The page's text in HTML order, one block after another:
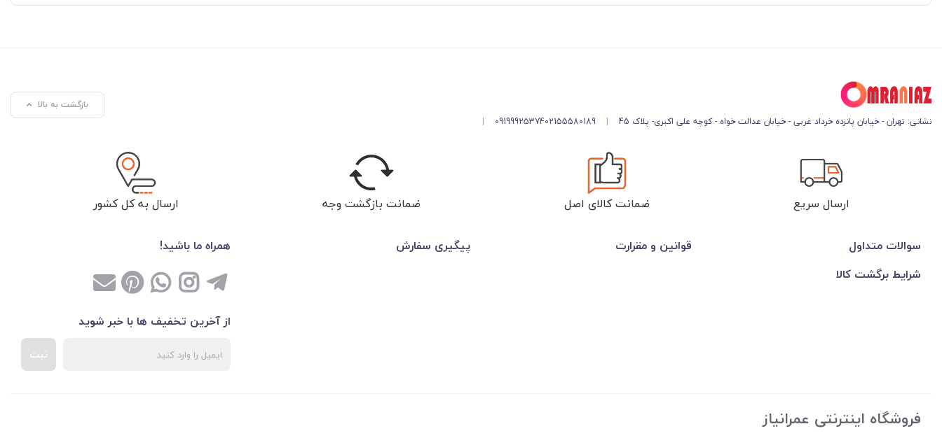
نشانی: تهران - خیابان پانزده خرداد غربی - خیابان عدالت خواه - کوچه علی اکبری- پلاک 45 |
02155580189
09199925374
|
بازگشت به بالا
ارسال سریع ضمانت کالای اصل ضمانت بازگشت وجه ارسال به کل کشور
سوالات متداول قوانین و مقرارت
پیگیری سفارش
شرایط برگشت کالا
همراه ما باشید!
از آخرین تخفیف ها با خبر شوید
ثبت
فروشگاه اینترنتی عمرانیاز